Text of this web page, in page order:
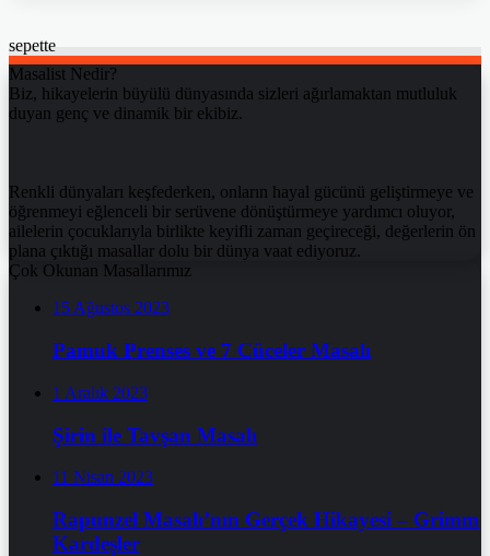
sepette
Masalist Nedir?
Biz, hikayelerin büyülü dünyasında sizleri ağırlamaktan mutluluk
duyan genç ve dinamik bir ekibiz.
Renkli dünyaları keşfederken, onların hayal gücünü geliştirmeye ve
öğrenmeyi eğlenceli bir serüvene dönüştürmeye yardımcı oluyor,
ailelerin çocuklarıyla birlikte keyifli zaman geçireceği, değerlerin ön
plana çıktığı masallar dolu bir dünya vaat ediyoruz.
Çok Okunan Masallarımız
15 Ağustos 2023
Pamuk Prenses ve 7 Cüceler Masalı
1 Aralık 2023
Şirin ile Tavşan Masalı
11 Nisan 2023
Rapunzel Masalı’nın Gerçek Hikayesi – Grimm
Kardeşler